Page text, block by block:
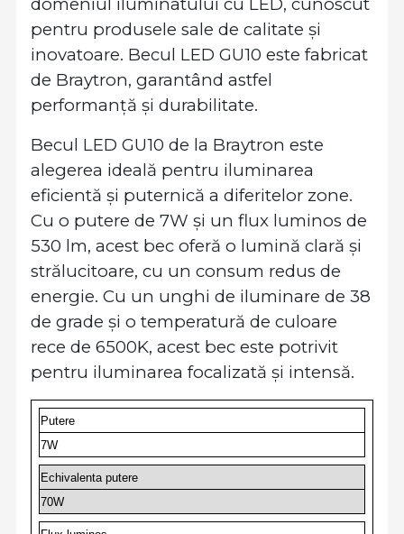
pentru produsele sale de calitate și
inovatoare. Becul LED GU10 este fabricat
de Braytron, garantând astfel
performanță și durabilitate.
Becul LED GU10 de la Braytron este
alegerea ideală pentru iluminarea
eficientă și puternică a diferitelor zone.
Cu o putere de 7W și un flux luminos de
530 lm, acest bec oferă o lumină clară și
strălucitoare, cu un consum redus de
energie. Cu un unghi de iluminare de 38
de grade și o temperatură de culoare
rece de 6500K, acest bec este potrivit
pentru iluminarea focalizată și intensă.
Putere
7W
Echivalenta putere
70W